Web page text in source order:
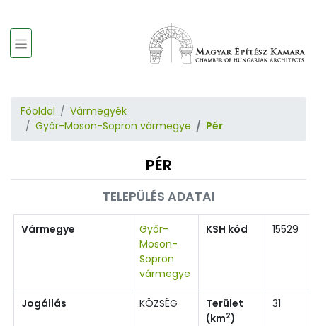
Főoldal
Vármegyék
Győr-Moson-Sopron vármegye
Pér
PÉR
TELEPÜLÉS ADATAI
Vármegye
Győr-
Moson-
Sopron
vármegye
KSH kód 15529
Jogállás KÖZSÉG
Terület
(km2)
31